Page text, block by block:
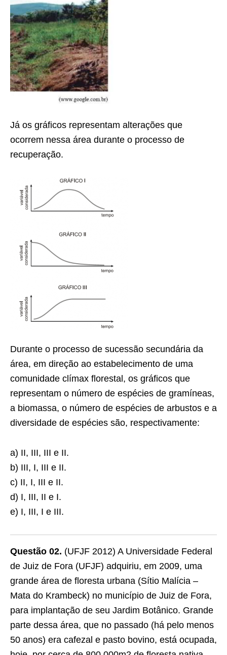
Já os gráficos representam alterações que
ocorrem nessa área durante o processo de
recuperação.
Durante o processo de sucessão secundária da
área, em direção ao estabelecimento de uma
comunidade clímax florestal, os gráficos que
representam o número de espécies de gramíneas,
a biomassa, o número de espécies de arbustos e a
diversidade de espécies são, respectivamente:
a) II, III, III e II.
b) III, I, III e II.
c) II, I, III e II.
d) I, III, II e I.
e) I, III, I e III.
Questão 02. (UFJF 2012) A Universidade Federal
de Juiz de Fora (UFJF) adquiriu, em 2009, uma
grande área de floresta urbana (Sítio Malícia –
Mata do Krambeck) no município de Juiz de Fora,
para implantação de seu Jardim Botânico. Grande
parte dessa área, que no passado (há pelo menos
50 anos) era cafezal e pasto bovino, está ocupada,